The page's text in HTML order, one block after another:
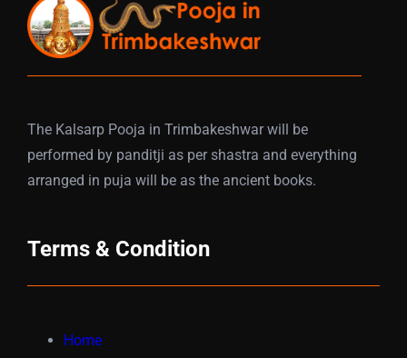
The Kalsarp Pooja in Trimbakeshwar will be
performed by panditji as per shastra and everything
arranged in puja will be as the ancient books.
Terms & Condition
Home